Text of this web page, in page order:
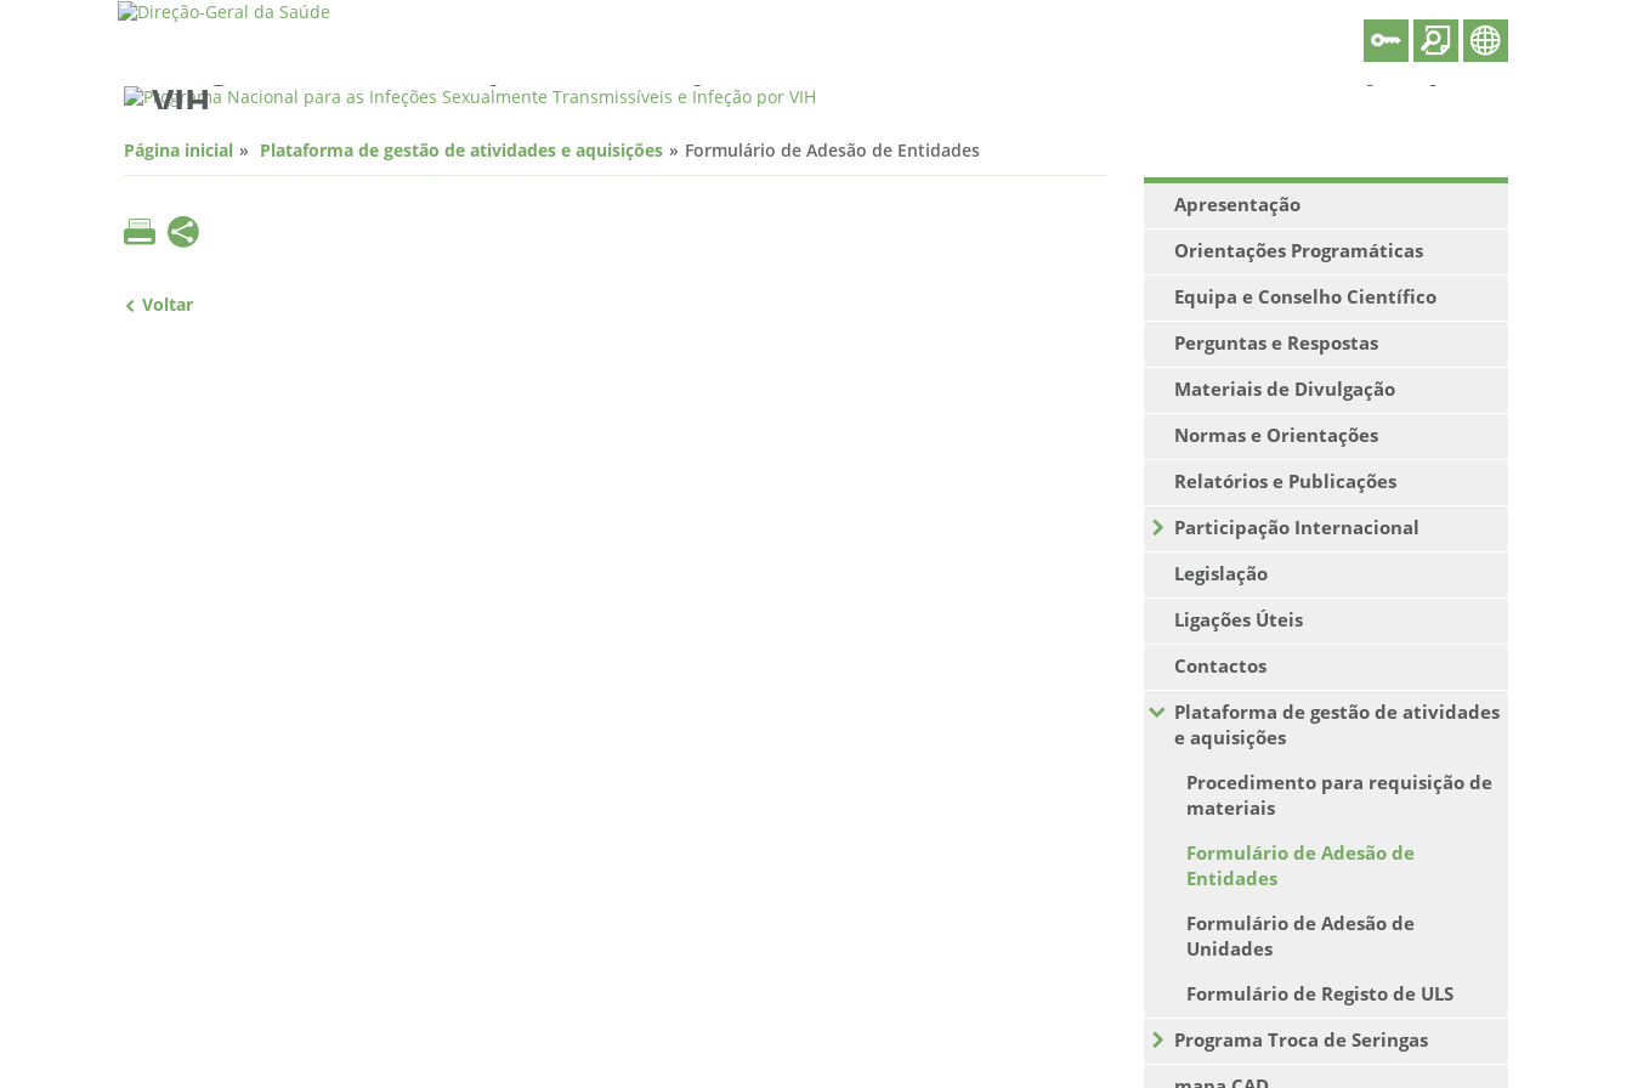
Programa Nacional para as Infeções Sexualmente Transmissíveis e Infeção por
VIH
Página inicial Plataforma de gestão de atividades e aquisições Formulário de Adesão de Entidades
Voltar
Apresentação
Orientações Programáticas
Equipa e Conselho Científico
Perguntas e Respostas
Materiais de Divulgação
Normas e Orientações
Relatórios e Publicações
Participação Internacional
Legislação
Ligações Úteis
Contactos
Plataforma de gestão de atividades
e aquisições
Procedimento para requisição de
materiais
Formulário de Adesão de
Entidades
Formulário de Adesão de
Unidades
Formulário de Registo de ULS
Programa Troca de Seringas